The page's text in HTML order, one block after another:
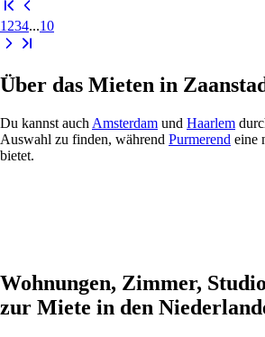
1 234...10
Über das Mieten in
Du kannst auch Amsterdam und Haarlem
Auswahl zu finden, während Purmerend eine
bietet.
Wohnungen, Zimmer,
zur Miete in den